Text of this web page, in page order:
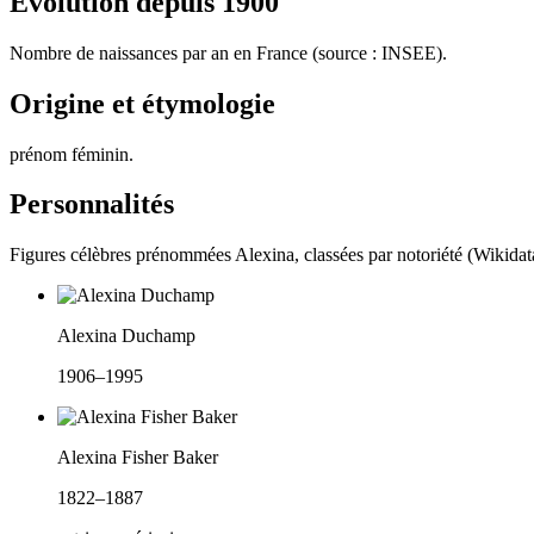
Nombre de naissances par an en France (source : INSEE).
Origine et étymologie
prénom féminin.
Personnalités
Figures célèbres prénommées Alexina, classées par notoriété
Alexina Duchamp
1906–1995
Alexina Fisher Baker
1822–1887